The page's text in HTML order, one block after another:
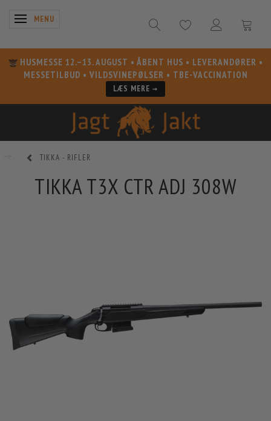
SKIFTE NAVIGATION
MENU
HUSMESSE 12.–13. AUGUST • ÅBENT HUS • LEVERANDØRER •
MESSETILBUD • VILDSVINEPØLSER • TBE-VACCINATION
LÆS MERE →
TIKKA - RIFLER
TIKKA T3X CTR ADJ 308W